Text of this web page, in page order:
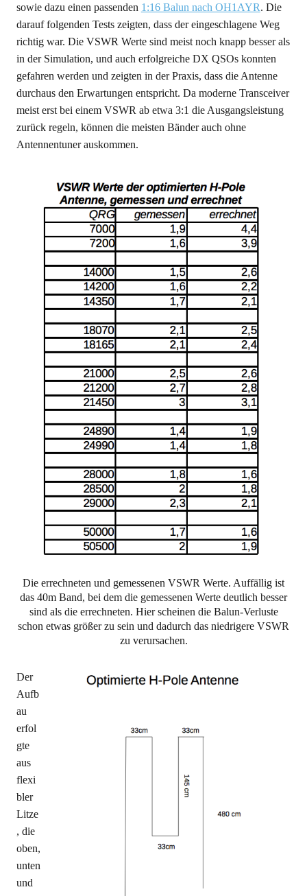
sowie dazu einen passenden 1:16 Balun nach OH1AYR. Die
darauf folgenden Tests zeigten, dass der eingeschlagene Weg
richtig war. Die VSWR Werte sind meist noch knapp besser als
in der Simulation, und auch erfolgreiche DX QSOs konnten
gefahren werden und zeigten in der Praxis, dass die Antenne
durchaus den Erwartungen entspricht. Da moderne Transceiver
meist erst bei einem VSWR ab etwa 3:1 die Ausgangsleistung
zurück regeln, können die meisten Bänder auch ohne
Antennentuner auskommen.
Die errechneten und gemessenen VSWR Werte. Auffällig ist
das 40m Band, bei dem die gemessenen Werte deutlich besser
sind als die errechneten. Hier scheinen die Balun-Verluste
schon etwas größer zu sein und dadurch das niedrigere VSWR
zu verursachen.
Der
Aufb
au
erfol
gte
aus
flexi
bler
Litze
, die
oben,
unten
und